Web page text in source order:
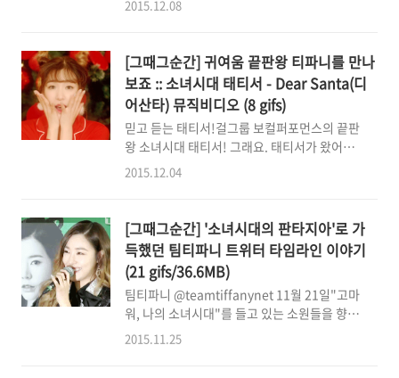
니다." SO SWEET SO C..
따스했던 그 시간 속 [그때그순간]을 모아봅니
다. Fan cam
cr:https://youtu.be/SRwRrtW_FLMhttps://
본격적인 싸인회를 시작하기 전,생수 한모금 크
게 마시고, 특유의 뿌~생수랑 케미 쩌시는 여신
님 파니는 입 속 가득히 꼭 볼이 터질 것처럼 물
을 마시곤 하는데요.이게 아주 사람잡는 십덕 포
래, 우리 파니가 이토록 축하해주나요~..
2015.12.08
[그때그순간] 귀여움 끝판왕 티파니를 만나
보죠 :: 소녀시대 태티서 - Dear Santa(디
어산타) 뮤직비디오 (8 gifs)
믿고 듣는 태티서!걸그룹 보컬퍼포먼스의 끝판
왕 소녀시대 태티서! 그래요. 태티서가 왔어요!
이제 "겨울파티타임이에요오~~~~~" 제 개인
ㅠㅠ미키마우스같은 머리를 하고선ㅠㅠㅠㅠㅠ
ㅠㅠㅠㅠㅠㅠㅠㅠ스물일곱살인데 귀여우신 우
리 파니 ㅠㅠㅠㅠㅠㅠㅠㅠㅠㅠㅠㅠㅠ귀여움의
끝판왕!! 설명은 필요없고요.그냥 보시죠.그냥
보자구요. O-
2015.12.04
[그때그순간] '소녀시대의 판타지아'로 가
득했던 팀티파니 트위터 타임라인 이야기
(21 gifs/36.6MB)
팀티파니 ‏@teamtiffanynet 11월 21일"고마
워, 나의 소녀시대"를 들고 있는 소원들을 향해
티파니가 말하길, "고마워요, 나의 소원" 팀티
2015.11.25